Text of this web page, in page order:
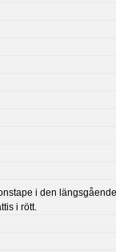
i den längsgående
i rött.